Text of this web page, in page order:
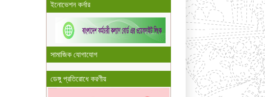
ইনোভেশন কর্নার
সামাজিক যোগাযোগ
ডেঙ্গু প্রতিরোধে করণীয়